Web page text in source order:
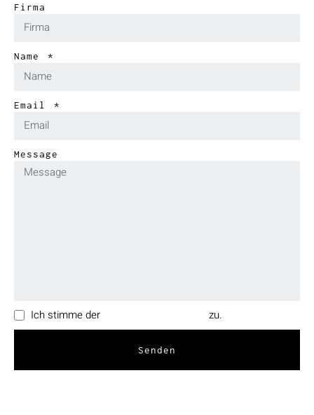
Firma
Name
Email
Message
Ich stimme der zu.
Senden